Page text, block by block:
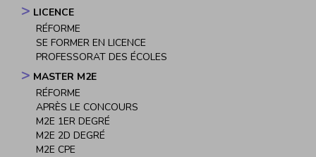
LICENCE
RÉFORME
SE FORMER EN LICENCE
PROFESSORAT DES ÉCOLES
MASTER M2E
RÉFORME
APRÈS LE CONCOURS
M2E 1ER DEGRÉ
M2E 2D DEGRÉ
M2E CPE